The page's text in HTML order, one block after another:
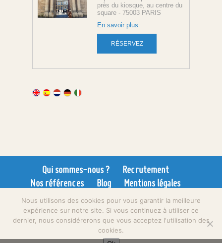
Qui sommes-nous ?
Recrutement
Nos références
Blog
Mentions légales
Nous utilisons des cookies pour vous garantir la meilleure
expérience sur notre site. Si vous continuez à utiliser ce
dernier, nous considérerons que vous acceptez l'utilisation des
cookies.